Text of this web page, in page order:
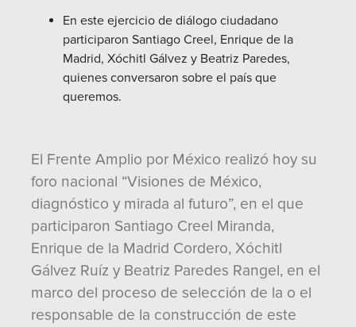
En este ejercicio de diálogo ciudadano
participaron Santiago Creel, Enrique de la
Madrid, Xóchitl Gálvez y Beatriz Paredes,
quienes conversaron sobre el país que
queremos.
El Frente Amplio por México realizó hoy su
foro nacional “Visiones de México,
diagnóstico y mirada al futuro”, en el que
participaron Santiago Creel Miranda,
Enrique de la Madrid Cordero, Xóchitl
Gálvez Ruíz y Beatriz Paredes Rangel, en el
marco del proceso de selección de la o el
responsable de la construcción de este